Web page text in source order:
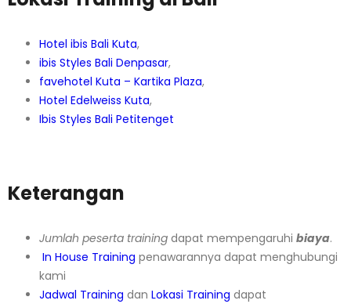
Hotel ibis Bali Kuta,
ibis Styles Bali Denpasar,
favehotel Kuta – Kartika Plaza,
Hotel Edelweiss Kuta,
Ibis Styles Bali Petitenget
Keterangan
Jumlah peserta training dapat mempengaruhi biaya.
In House Training penawarannya dapat menghubungi
kami
Jadwal Training dan Lokasi Training dapat